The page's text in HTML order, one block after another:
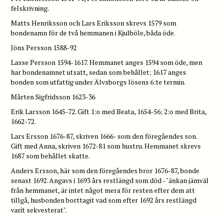
felskrivning.
Matts Henriksson och Lars Eriksson skrevs 1579 som
bondenamn för de två hemmanen i Kjulböle, båda öde.
Jöns Persson 1588-92
Lasse Persson 1594-1617. Hemmanet anges 1594 som öde, men
har bondenamnet utsatt, sedan som behållet; 1617 anges
bonden som utfattig under Älvsborgs lösens 6:te termin.
Mårten Sigfridsson 1623-36
Erik Larsson 1645-72. Gift 1:o med Beata, 1654-56; 2:o med Brita,
1662-72.
Lars Ersson 1676-87, skriven 1666- som den föregåendes son.
Gift med Anna, skriven 1672-81 som hustru. Hemmanet skrevs
1687 som behållet skatte.
Anders Ersson, här som den föregåendes bror 1676-87, bonde
senast 1692. Angavs i 1693 års restlängd som död - "änkan jämväl
från hemmanet, är intet något mera för resten efter dem att
tillgå, husbonden borttagit vad som efter 1692 års restlängd
varit sekvesterat".